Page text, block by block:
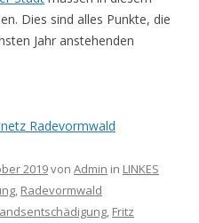
Dies sind alles Punkte, die
Jahr anstehenden
Radevormwald
2019von Admin in LINKES
Radevormwald
Fritz